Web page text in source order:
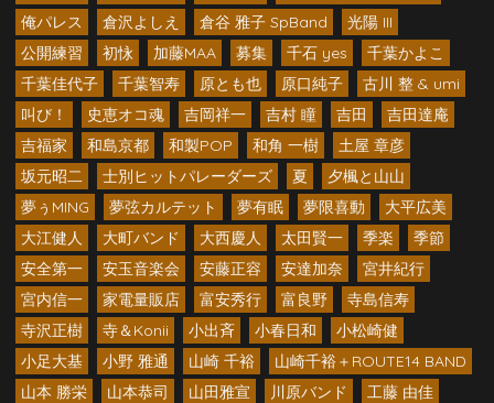
俺パレス
倉沢よしえ 倉谷 雅子 SpBand
光陽 III
公開練習
初怺 加藤MAA 募集 千石 yes
千葉かよこ
千葉佳代子
千葉智寿 原とも也 原口純子
古川 整 & umi
叫び！
史恵オコ魂 吉岡祥一 吉村 瞳 吉田
吉田達庵
吉福家
和島京都 和製POP 和角 一樹
土屋 章彦
坂元昭二
士別ヒットパレーダーズ 夏
夕楓と山山
夢ぅMING
夢弦カルテット 夢有眠 夢限喜動
大平広美
大江健人
大町バンド 大西慶人 太田賢一 季楽
季節
安全第一
安玉音楽会 安藤正容 安達加奈
宮井紀行
宮内信一
家電量販店 富安秀行 富良野
寺島信寿
寺沢正樹
寺＆Konii 小出斉 小春日和
小松崎健
小足大基
小野 雅通 山崎 千裕
山崎千裕＋ROUTE14 BAND
山本 勝栄
山本恭司 山田雅宣 川原バンド
工藤 由佳